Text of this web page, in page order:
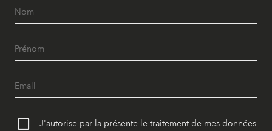
J'autorise par la présente le traitement de mes données